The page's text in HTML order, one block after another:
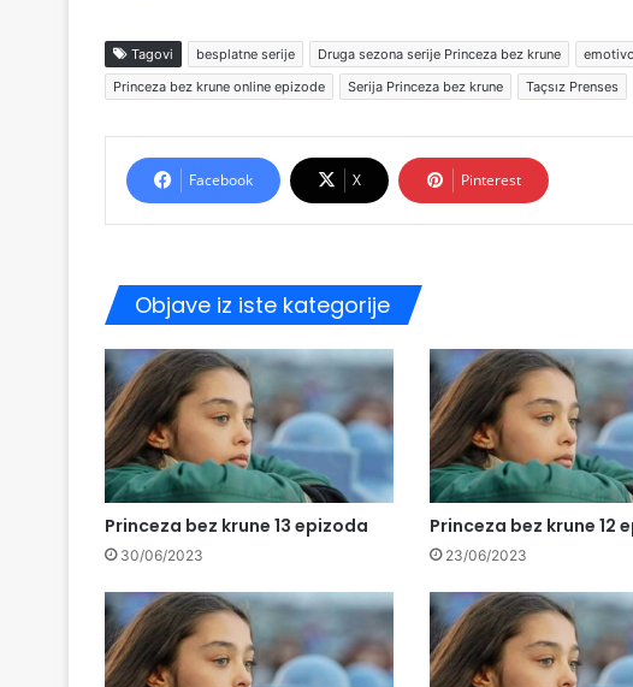
Tagovi besplatne serije Druga sezona serije Princeza bez krune
Princeza bez krune online epizode
Serija Princeza bez krune Taçsız Prenses
Facebook X Pinterest
Objave iz iste kategorije
Princeza bez krune 13 epizoda
30/06/2023
Princeza bez krune 12
23/06/2023